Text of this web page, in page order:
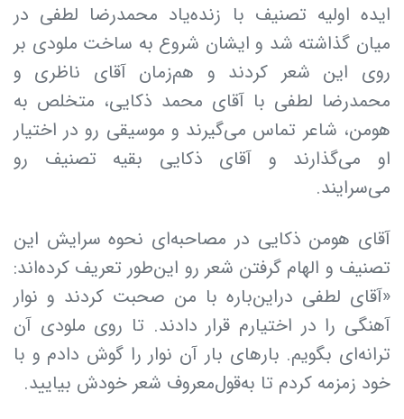
ایده اولیه تصنیف با زنده‌یاد محمدرضا لطفی در
میان گذاشته شد و ایشان شروع به ساخت ملودی بر
روی این شعر کردند و هم‌زمان آقای ناظری و
محمدرضا لطفی با آقای محمد ذکایی، متخلص به
هومن، شاعر تماس می‌گیرند و موسیقی رو در اختیار
او می‌گذارند و آقای ذکایی بقیه تصنیف رو
می‌سرایند.
آقای هومن ذکایی در مصاحبه‌ای نحوه سرایش این
تصنیف و الهام گرفتن شعر رو این‌طور تعریف کرده‌اند:
«آقای لطفی دراین‌باره با من صحبت کردند و نوار
آهنگی را در اختیارم قرار دادند. تا روی ملودی آن
ترانه‌ای بگویم. بارهای بار آن نوار را گوش دادم و با
خود زمزمه کردم تا به‌قول‌معروف شعر خودش بیایید.